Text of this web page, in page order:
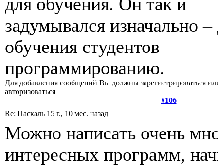
задумывался изначально –
обучения студентов
программированию.
Для добавления сообщений Вы должны зарегистрироваться
авторизоваться
#106
Re: Паскаль 15 г., 10 мес. назад
Можно написать очень
интересных программ,